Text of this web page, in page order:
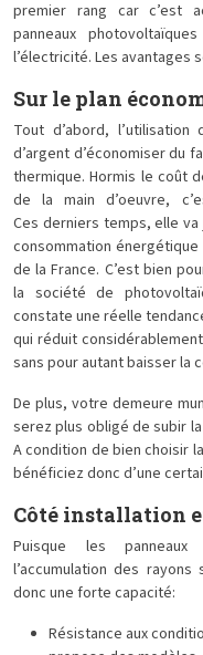
premier rang car c’est
panneaux
l’électricité. Les avantages
Sur le plan
Tout d’abord,
d’argent d’économiser du
thermique. Hormis le coût
de la main d’oeuvre,
Ces derniers temps, elle
consommation
de la France. C’est bien
la société de
constate une réelle
qui réduit
sans pour autant baisser la
De plus, votre demeure
serez plus obligé de subir
A condition de bien choisir
bénéficiez donc d’une
Côté installation
Puisque les
l’accumulation des
donc une forte capacité:
Résistance aux